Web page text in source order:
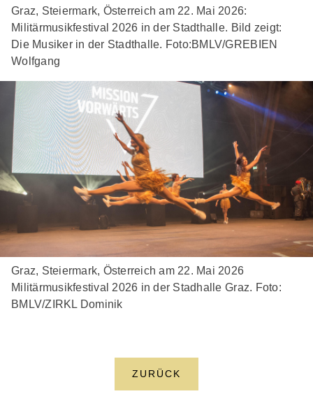
Graz, Steiermark, Österreich am 22. Mai 2026:
Militärmusikfestival 2026 in der Stadthalle. Bild zeigt:
Die Musiker in der Stadthalle. Foto:BMLV/GREBIEN
Wolfgang
Graz, Steiermark, Österreich am 22. Mai 2026
Militärmusikfestival 2026 in der Stadhalle Graz. Foto:
BMLV/ZIRKL Dominik
ZURÜCK